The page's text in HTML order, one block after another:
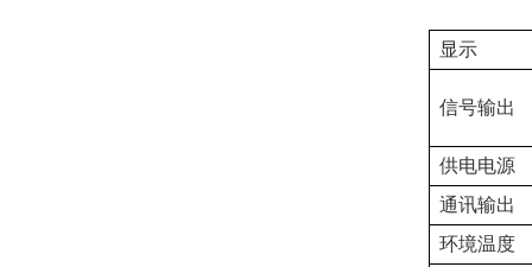
显示
信号输出
供电电源
通讯输出
环境温度